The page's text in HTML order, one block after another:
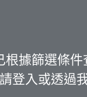
根據篩選條
登入或透過